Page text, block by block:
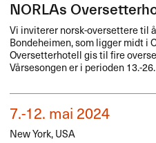
NORLAs
Vi inviterer norsk-oversettere til
Bondeheimen, som ligger midt i
Oversetterhotell gis til fire
Vårsesongen er i perioden 13.-
7.-12. mai 2024
New York, USA